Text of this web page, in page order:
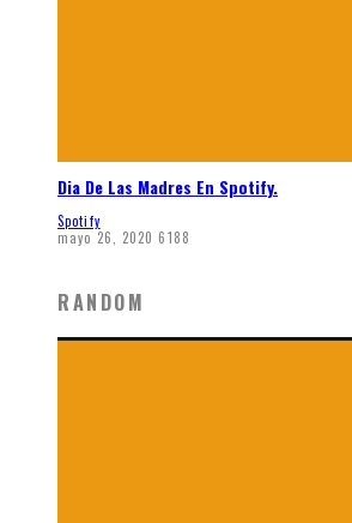
Dia De Las Madres En Spotify.
Spotify
mayo 26, 2020 6188
RANDOM